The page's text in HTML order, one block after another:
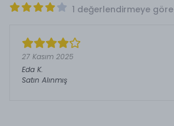
1 değerlendirmeye göre
27 Kasım 2025
Eda K.
Satın Alınmış